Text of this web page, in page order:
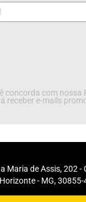
concorda com nossa
receber e-mails
Maria de Assis, 202 -
- MG, 30855-